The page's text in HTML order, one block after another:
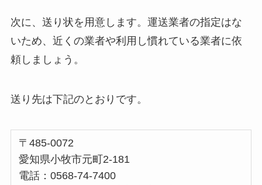
次に、送り状を用意します。運送業者の指定はな
いため、近くの業者や利用し慣れている業者に依
頼しましょう。
送り先は下記のとおりです。
〒485-0072
愛知県小牧市元町2-181
電話：0568-74-7400